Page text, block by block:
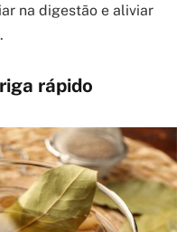
na digestão e aliviar
rápido